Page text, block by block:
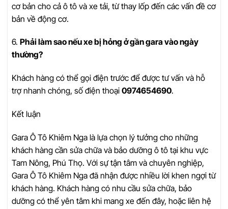
cơ bản cho cả ô tô và xe tải, từ thay lốp đến các vấn đề cơ
bản về động cơ.
6. Phải làm sao nếu xe bị hỏng ở gần gara vào ngày
thường?
Khách hàng có thể gọi điện trước để được tư vấn và hỗ
trợ nhanh chóng, số điện thoại 0974654690.
Kết luận
Gara Ô Tô Khiêm Nga là lựa chọn lý tưởng cho những
khách hàng cần sửa chữa và bảo dưỡng ô tô tại khu vực
Tam Nông, Phú Thọ. Với sự tận tâm và chuyên nghiệp,
Gara Ô Tô Khiêm Nga đã nhận được nhiều lời khen ngợi từ
khách hàng. Khách hàng có nhu cầu sửa chữa, bảo
dưỡng có thể yên tâm khi mang xe đến đây, hoặc liên hệ